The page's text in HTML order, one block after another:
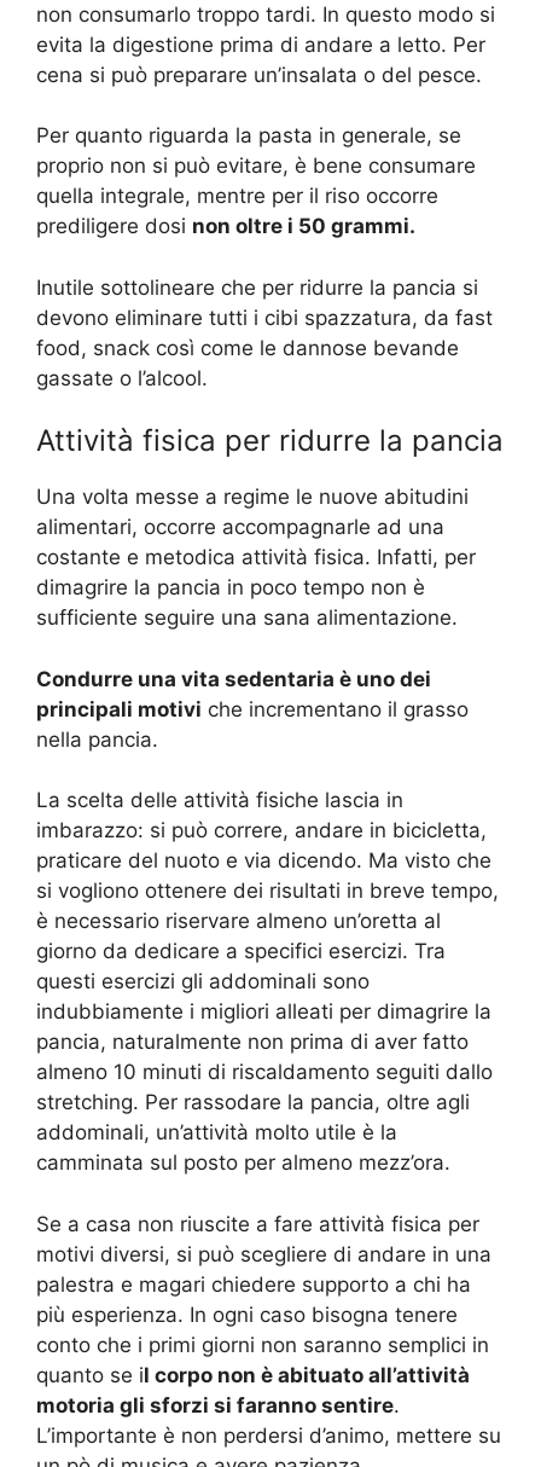
non consumarlo troppo tardi. In questo modo si
evita la digestione prima di andare a letto. Per
cena si può preparare un’insalata o del pesce.
Per quanto riguarda la pasta in generale, se
proprio non si può evitare, è bene consumare
quella integrale, mentre per il riso occorre
prediligere dosi non oltre i 50 grammi.
Inutile sottolineare che per ridurre la pancia si
devono eliminare tutti i cibi spazzatura, da fast
food, snack così come le dannose bevande
gassate o l’alcool.
Attività fisica per ridurre la pancia
Una volta messe a regime le nuove abitudini
alimentari, occorre accompagnarle ad una
costante e metodica attività fisica. Infatti, per
dimagrire la pancia in poco tempo non è
sufficiente seguire una sana alimentazione.
Condurre una vita sedentaria è uno dei
principali motivi che incrementano il grasso
nella pancia.
La scelta delle attività fisiche lascia in
imbarazzo: si può correre, andare in bicicletta,
praticare del nuoto e via dicendo. Ma visto che
si vogliono ottenere dei risultati in breve tempo,
è necessario riservare almeno un’oretta al
giorno da dedicare a specifici esercizi. Tra
questi esercizi gli addominali sono
indubbiamente i migliori alleati per dimagrire la
pancia, naturalmente non prima di aver fatto
almeno 10 minuti di riscaldamento seguiti dallo
stretching. Per rassodare la pancia, oltre agli
addominali, un’attività molto utile è la
camminata sul posto per almeno mezz’ora.
Se a casa non riuscite a fare attività fisica per
motivi diversi, si può scegliere di andare in una
palestra e magari chiedere supporto a chi ha
più esperienza. In ogni caso bisogna tenere
conto che i primi giorni non saranno semplici in
quanto se il corpo non è abituato all’attività
motoria gli sforzi si faranno sentire.
L’importante è non perdersi d’animo, mettere su